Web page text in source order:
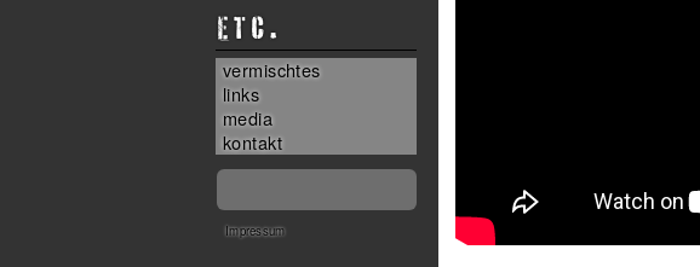
ETC.
vermischtes
links
media
kontakt
Impressum